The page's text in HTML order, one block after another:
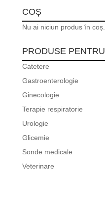
COȘ
Nu ai niciun produs în coș.
PRODUSE PENTRU
Catetere
Gastroenterologie
Ginecologie
Terapie respiratorie
Urologie
Glicemie
Sonde medicale
Veterinare